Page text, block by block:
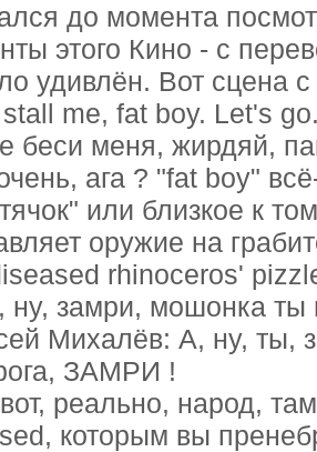
до момента
этого Кино - с
удивлён. Вот сцена с
me, fat boy. Let's
беси меня, жирдяй,
ага ? "fat boy"
или близкое к
оружие на
rhinoceros'
ну, замри, мошонка ты
Михалёв: А, ну, ты,
ЗАМРИ !
реально, народ,
которым вы